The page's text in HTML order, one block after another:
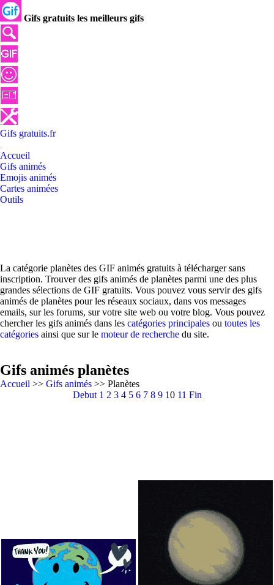
Gifs gratuits les meilleurs gifs
Gifs gratuits.fr
Accueil
Gifs animés
Emojis animés
Cartes animées
Outils
La catégorie planètes des GIF animés gratuits à télécharger sans
inscription. Trouver des gifs animés de planètes parmi une des plus
grandes sélections de GIF gratuits. Vous pouvez vous servir des gifs
animés de planètes pour les réseaux sociaux, dans vos messages
emails, sur les forums, sur votre site web ou votre blog. Vous pouvez
chercher les gifs animés dans les catégories principales ou toutes les
catégories ainsi que sur le moteur de recherche du site.
Gifs animés planètes
Accueil >> Gifs animés >> Planètes
Debut 1 2 3 4 5 6 7 8 9 10 11 Fin